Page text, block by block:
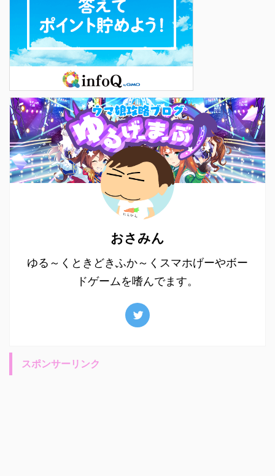
おさみん
ゆる～くときどきふか～くスマホげーやボー
ドゲームを嗜んでます。
スポンサーリンク